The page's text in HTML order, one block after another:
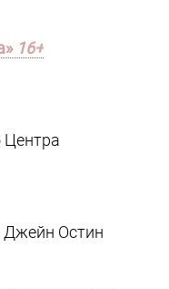
16+
Центра
Джейн Остин